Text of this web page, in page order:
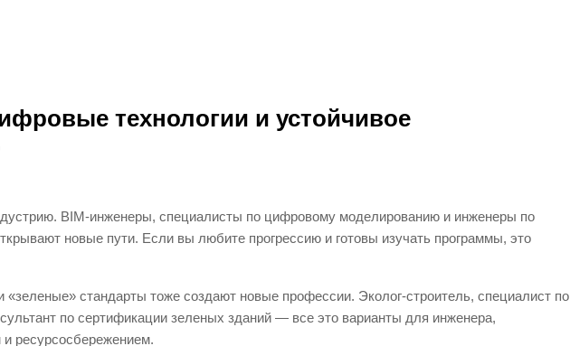
технологии и устойчивое
BIM-инженеры, специалисты по цифровому моделированию и инженеры по
новые пути. Если вы любите прогрессию и готовы изучать программы, это
«зеленые» стандарты тоже создают новые профессии. Эколог-строитель, специалист по
по сертификации зеленых зданий — все это варианты для инженера,
ресурсосбережением.